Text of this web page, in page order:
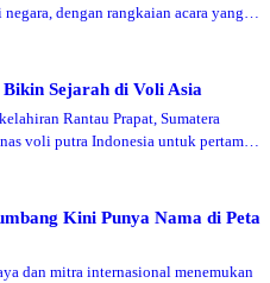
dengan rangkaian acara yang
Kabupaten Karo.
Sejarah di Voli Asia
Rantau Prapat, Sumatera
voli putra Indonesia untuk pertama
mengalahkan Korea Selatan 3-0 di
Kini Punya Nama di Peta
dan mitra internasional menemukan